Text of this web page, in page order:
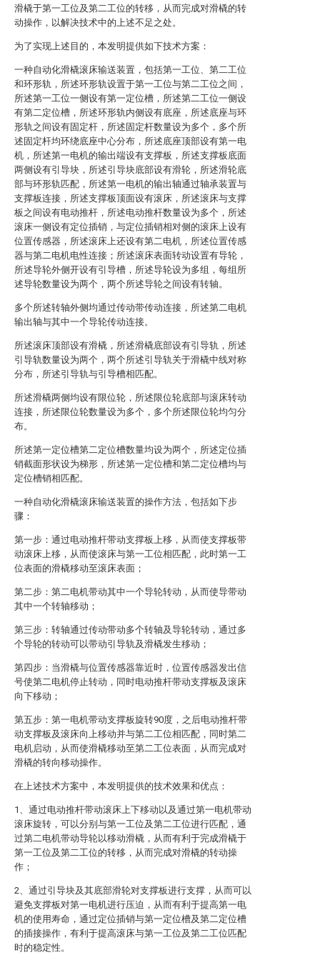
滑橇于第一工位及第二工位的转移，从而完成对滑橇的转
动操作，以解决技术中的上述不足之处。
为了实现上述目的，本发明提供如下技术方案：
一种自动化滑橇滚床输送装置，包括第一工位、第二工位
和环形轨，所述环形轨设置于第一工位与第二工位之间，
所述第一工位一侧设有第一定位槽，所述第二工位一侧设
有第二定位槽，所述环形轨内侧设有底座，所述底座与环
形轨之间设有固定杆，所述固定杆数量设为多个，多个所
述固定杆均环绕底座中心分布，所述底座顶部设有第一电
机，所述第一电机的输出端设有支撑板，所述支撑板底面
两侧设有引导块，所述引导块底部设有滑轮，所述滑轮底
部与环形轨匹配，所述第一电机的输出轴通过轴承装置与
支撑板连接，所述支撑板顶面设有滚床，所述滚床与支撑
板之间设有电动推杆，所述电动推杆数量设为多个，所述
滚床一侧设有定位插销，与定位插销相对侧的滚床上设有
位置传感器，所述滚床上还设有第二电机，所述位置传感
器与第二电机电性连接；所述滚床表面转动设置有导轮，
所述导轮外侧开设有引导槽，所述导轮设为多组，每组所
述导轮数量设为两个，两个所述导轮之间设有转轴。
多个所述转轴外侧均通过传动带传动连接，所述第二电机
输出轴与其中一个导轮传动连接。
所述滚床顶部设有滑橇，所述滑橇底部设有引导轨，所述
引导轨数量设为两个，两个所述引导轨关于滑橇中线对称
分布，所述引导轨与引导槽相匹配。
所述滑橇两侧均设有限位轮，所述限位轮底部与滚床转动
连接，所述限位轮数量设为多个，多个所述限位轮均匀分
布。
所述第一定位槽第二定位槽数量均设为两个，所述定位插
销截面形状设为梯形，所述第一定位槽和第二定位槽均与
定位槽销相匹配。
一种自动化滑橇滚床输送装置的操作方法，包括如下步
骤：
第一步：通过电动推杆带动支撑板上移，从而使支撑板带
动滚床上移，从而使滚床与第一工位相匹配，此时第一工
位表面的滑橇移动至滚床表面；
第二步：第二电机带动其中一个导轮转动，从而使导带动
其中一个转轴移动；
第三步：转轴通过传动带动多个转轴及导轮转动，通过多
个导轮的转动可以带动引导轨及滑橇发生移动；
第四步：当滑橇与位置传感器靠近时，位置传感器发出信
号使第二电机停止转动，同时电动推杆带动支撑板及滚床
向下移动；
第五步：第一电机带动支撑板旋转90度，之后电动推杆带
动支撑板及滚床向上移动并与第二工位相匹配，同时第二
电机启动，从而使滑橇移动至第二工位表面，从而完成对
滑橇的转向移动操作。
在上述技术方案中，本发明提供的技术效果和优点：
1、通过电动推杆带动滚床上下移动以及通过第一电机带动
滚床旋转，可以分别与第一工位及第二工位进行匹配，通
过第二电机带动导轮以移动滑橇，从而有利于完成滑橇于
第一工位及第二工位的转移，从而完成对滑橇的转动操
作；
2、通过引导块及其底部滑轮对支撑板进行支撑，从而可以
避免支撑板对第一电机进行压迫，从而有利于提高第一电
机的使用寿命，通过定位插销与第一定位槽及第二定位槽
的插接操作，有利于提高滚床与第一工位及第二工位匹配
时的稳定性。